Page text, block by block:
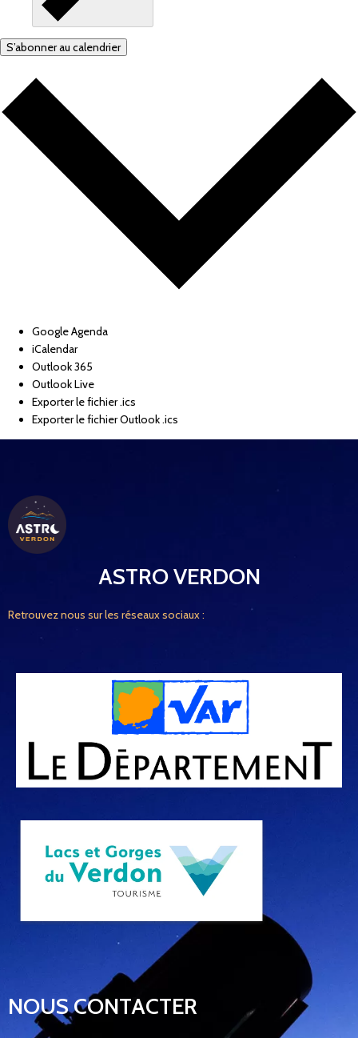
S’abonner au calendrier
Google Agenda
iCalendar
Outlook 365
Outlook Live
Exporter le fichier .ics
Exporter le fichier Outlook .ics
ASTRO VERDON
Retrouvez nous sur les réseaux sociaux :
NOUS CONTACTER